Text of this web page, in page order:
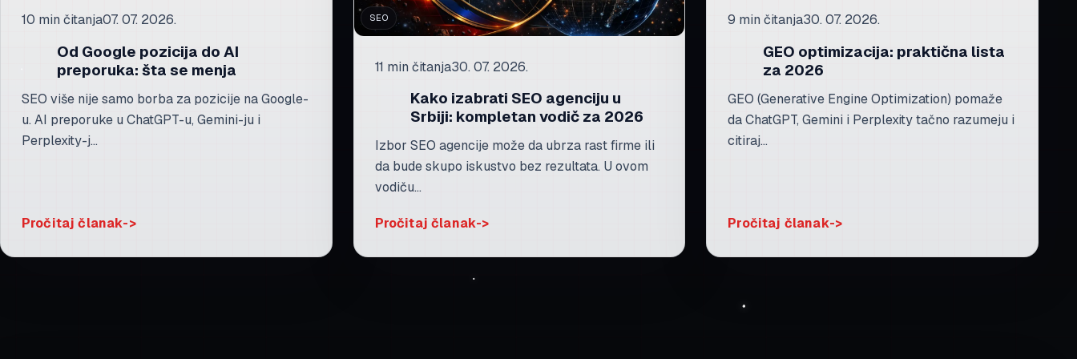
10 min čitanja07. 07. 2026.
Od Google pozicija do AI
preporuka: šta se menja
SEO više nije samo borba za pozicije na Google-
u. AI preporuke u ChatGPT-u, Gemini-ju i
Perplexity-j...
Pročitaj članak
SEO
11 min čitanja30. 07. 2026.
Kako izabrati SEO agenciju u
Srbiji: kompletan vodič za 2026
Izbor SEO agencije može da ubrza rast firme ili
da bude skupo iskustvo bez rezultata. U ovom
vodiču...
Pročitaj članak
9 min čitanja30. 07. 2026.
GEO optimizacija: praktična lista
za 2026
GEO (Generative Engine Optimization) pomaže
da ChatGPT, Gemini i Perplexity tačno razumeju i
citiraj...
Pročitaj članak